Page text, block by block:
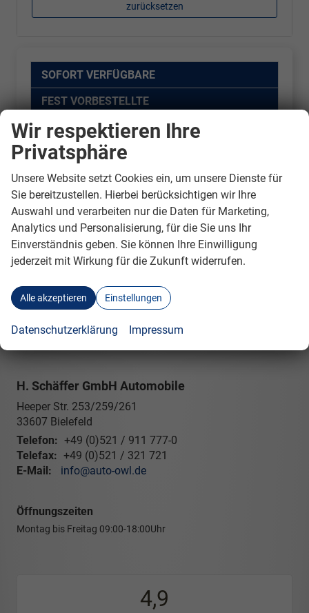
zurücksetzen
SOFORT VERFÜGBARE
FEST VORBESTELLTE
GEBRAUCHTWAGEN
Geparkte Fahrzeuge (0)
Anmelden
H. Schäffer GmbH Automobile
Heeper Str. 253/259/261
33607 Bielefeld
Telefon: +49 (0)521 / 911 777-0
Telefax: +49 (0)521 / 321 721
E-Mail:
info@auto-owl.de
Öffnungszeiten
Montag bis Freitag 09:00-18:00Uhr
4,9
Wir respektieren Ihre
Privatsphäre
Unsere Website setzt Cookies ein, um unsere Dienste für
Sie bereitzustellen. Hierbei berücksichtigen wir Ihre
Auswahl und verarbeiten nur die Daten für Marketing,
Analytics und Personalisierung, für die Sie uns Ihr
Einverständnis geben. Sie können Ihre Einwilligung
jederzeit mit Wirkung für die Zukunft widerrufen.
Alle akzeptieren Einstellungen
Datenschutzerklärung Impressum